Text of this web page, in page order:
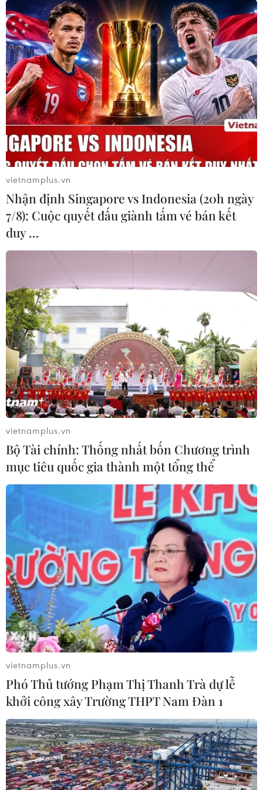
vietnamplus.vn
Nhận định Singapore vs Indonesia (20h ngày
7/8): Cuộc quyết đấu giành tấm vé bán kết
duy …
vietnamplus.vn
Bộ Tài chính: Thống nhất bốn Chương trình
mục tiêu quốc gia thành một tổng thể
vietnamplus.vn
Phó Thủ tướng Phạm Thị Thanh Trà dự lễ
khởi công xây Trường THPT Nam Đàn 1